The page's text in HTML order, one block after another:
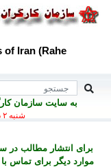
of Iran (Rahe
به سايت سازمان
شنبه ۲ دی ۱۳۹۶ برابر با ۲۳ دسامبر ۲۰۱۷
برای انتشار مطالب
موارد ديگر برای تماس